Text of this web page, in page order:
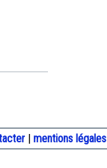
| mentions légales